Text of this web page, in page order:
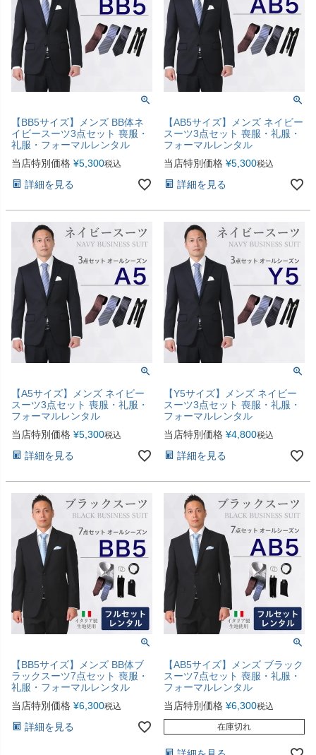
【BB5サイズ】メンズ BB体ネ
イビースーツ3点セット 喪服・
礼服・フォーマルレンタル
当店特別価格 ¥5,300税込
詳細を見る
【AB5サイズ】メンズ ネイビー
スーツ3点セット 喪服・礼服・
フォーマルレンタル
当店特別価格 ¥5,300税込
詳細を見る
【A5サイズ】メンズ ネイビー
スーツ3点セット 喪服・礼服・
フォーマルレンタル
当店特別価格 ¥5,300税込
詳細を見る
【Y5サイズ】メンズ ネイビー
スーツ3点セット 喪服・礼服・
フォーマルレンタル
当店特別価格 ¥4,800税込
詳細を見る
【BB5サイズ】メンズ BB体ブ
ラックスーツ7点セット 喪服・
礼服・フォーマルレンタル
当店特別価格 ¥6,300税込
詳細を見る
【AB5サイズ】メンズ ブラック
スーツ7点セット 喪服・礼服・
フォーマルレンタル
当店特別価格 ¥6,300税込
在庫切れ